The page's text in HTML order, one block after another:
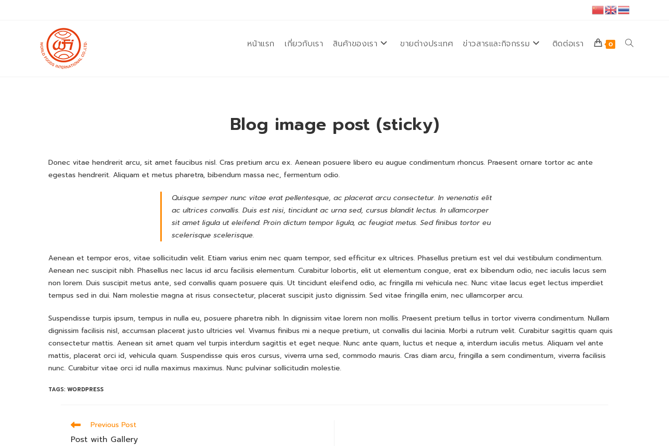
หน้าแรก เกี่ยวกับเรา สินค้าของเรา ขายต่างประเทศ ข่าวสารและกิจกรรม ติดต่อเรา 0 Toggle
Blog image post (sticky)
Donec vitae hendrerit arcu, sit amet faucibus nisl. Cras pretium arcu ex. Aenean posuere libero eu augue condimentum rhoncus. Praesent ornare tortor ac ante
egestas hendrerit. Aliquam et metus pharetra, bibendum massa nec, fermentum odio.
Quisque semper nunc vitae erat pellentesque, ac placerat arcu consectetur. In venenatis elit
ac ultrices convallis. Duis est nisi, tincidunt ac urna sed, cursus blandit lectus. In ullamcorper
sit amet ligula ut eleifend. Proin dictum tempor ligula, ac feugiat metus. Sed finibus tortor eu
scelerisque scelerisque.
Aenean et tempor eros, vitae sollicitudin velit. Etiam varius enim nec quam tempor, sed efficitur ex ultrices. Phasellus pretium est vel dui vestibulum condimentum.
Aenean nec suscipit nibh. Phasellus nec lacus id arcu facilisis elementum. Curabitur lobortis, elit ut elementum congue, erat ex bibendum odio, nec iaculis lacus sem
non lorem. Duis suscipit metus ante, sed convallis quam posuere quis. Ut tincidunt eleifend odio, ac fringilla mi vehicula nec. Nunc vitae lacus eget lectus imperdiet
tempus sed in dui. Nam molestie magna at risus consectetur, placerat suscipit justo dignissim. Sed vitae fringilla enim, nec ullamcorper arcu.
Suspendisse turpis ipsum, tempus in nulla eu, posuere pharetra nibh. In dignissim vitae lorem non mollis. Praesent pretium tellus in tortor viverra condimentum. Nullam
dignissim facilisis nisl, accumsan placerat justo ultricies vel. Vivamus finibus mi a neque pretium, ut convallis dui lacinia. Morbi a rutrum velit. Curabitur sagittis quam quis
consectetur mattis. Aenean sit amet quam vel turpis interdum sagittis et eget neque. Nunc ante quam, luctus et neque a, interdum iaculis metus. Aliquam vel ante
mattis, placerat orci id, vehicula quam. Suspendisse quis eros cursus, viverra urna sed, commodo mauris. Cras diam arcu, fringilla a sem condimentum, viverra facilisis
nunc. Curabitur vitae orci id nulla maximus maximus. Nunc pulvinar sollicitudin molestie.
TAGS: WORDPRESS
Read
articles
Previous Post
Post with Gallery